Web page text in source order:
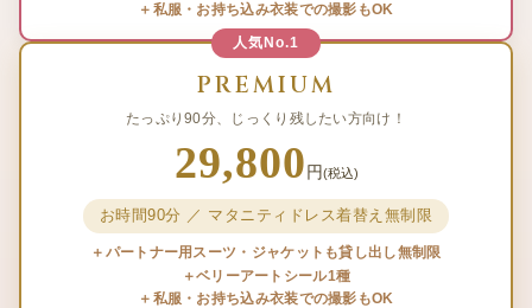
＋私服・お持ち込み衣装での撮影もOK
人気No.1
PREMIUM
たっぷり90分、じっくり残したい方向け！
29,800円(税込)
お時間90分 ／ マタニティドレス着替え無制限
＋パートナー用スーツ・ジャケットも貸し出し無制限
＋ベリーアートシール1種
＋私服・お持ち込み衣装での撮影もOK